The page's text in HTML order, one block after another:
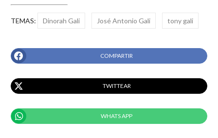
TEMAS: Dinorah Gali José Antonio Gali tony gali
COMPARTIR
TWITTEAR
WHATS APP